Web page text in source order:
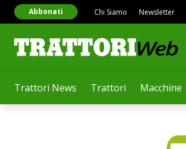
Trattori News Trattori Macchine
Abbonati Chi Siamo Newsletter